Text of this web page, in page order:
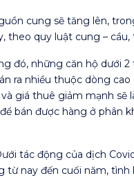
cung sẽ tăng lên,
quy luật cung – cầu,
đó, những căn hộ dưới
ra nhiều thuộc dòng
giá thuê giảm mạnh sẽ
bán được hàng ở phân
tác động của dịch
nay đến cuối năm, tình